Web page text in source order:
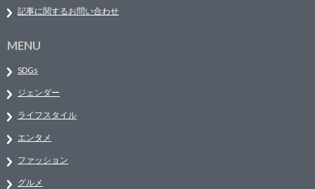
記事に関するお問い合わせ
MENU
SDGs
ジェンダー
ライフスタイル
エンタメ
ファッション
グルメ